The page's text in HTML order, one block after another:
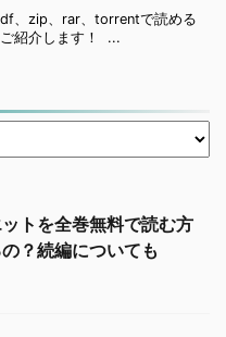
トを全巻無料で読む方
？続編についても